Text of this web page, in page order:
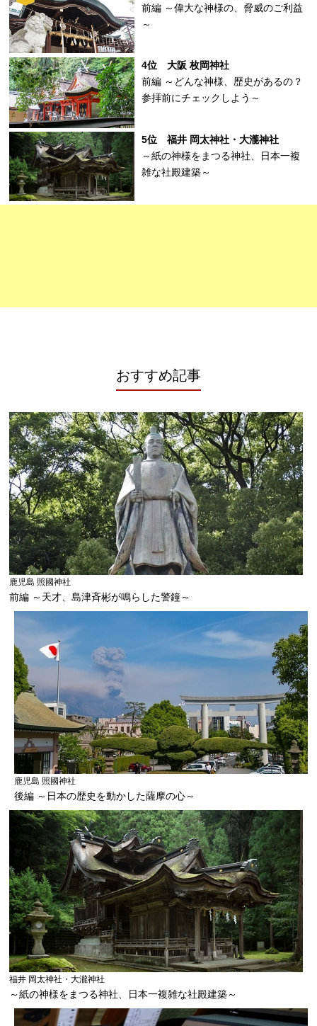
前編 ～偉大な神様の、脅威のご利益
～
4位 大阪 枚岡神社
前編 ～どんな神様、歴史があるの？
参拝前にチェックしよう～
5位 福井 岡太神社・大瀧神社
～紙の神様をまつる神社、日本一複
雑な社殿建築～
おすすめ記事
鹿児島 照國神社
前編 ～天才、島津斉彬が鳴らした警鐘～
鹿児島 照國神社
後編 ～日本の歴史を動かした薩摩の心～
福井 岡太神社・大瀧神社
～紙の神様をまつる神社、日本一複雑な社殿建築～